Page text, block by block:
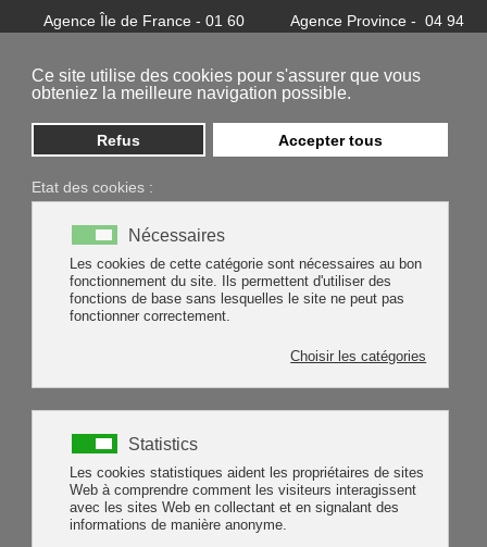
Ce site utilise des cookies pour s'assurer que vous
obteniez la meilleure navigation possible.
Refus Accepter tous
Etat des cookies :
Nécessaires
Les cookies de cette catégorie sont nécessaires au bon
fonctionnement du site. Ils permettent d'utiliser des
fonctions de base sans lesquelles le site ne peut pas
fonctionner correctement.
Choisir les catégories
Statistics
Les cookies statistiques aident les propriétaires de sites
Web à comprendre comment les visiteurs interagissent
avec les sites Web en collectant et en signalant des
informations de manière anonyme.
Agence Île de France - 01 60
contact@batycel.fr
Agence Province - 04 94
médical
literie